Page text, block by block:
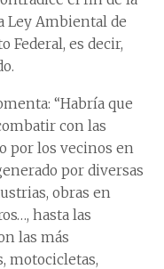
Ley Ambiental de
Federal, es decir,
“Habría que
con las
por los vecinos en
por diversas
obras en
hasta las
las más
motocicletas,